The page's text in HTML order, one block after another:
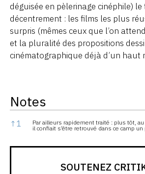
déguisée en pèlerinage cinéphile)
décentrement : les films les plus
surpris (mêmes ceux que l’on
et la pluralité des propositions
cinématographique déjà d’un haut
Notes
Notes
↑ 1
Par ailleurs rapidement traité : plus tôt, au
il confiait s’être retrouvé dans ce camp un
SOUTENEZ